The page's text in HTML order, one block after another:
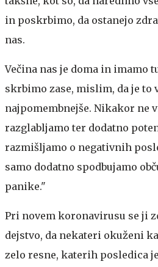
in poskrbimo, da ostanejo
nas.
Večina nas je doma in imamo
skrbimo zase, mislim, da je to
najpomembnejše. Nikakor ne
razglabljamo ter dodatno
razmišljamo o negativnih
samo dodatno spodbujamo
panike."
Pri novem koronavirusu se ji
dejstvo, da nekateri okuženi
zelo resne, katerih posledica